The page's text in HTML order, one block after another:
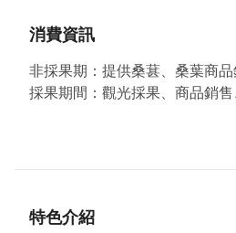
園主夫婦原在外商公司服務，因
桑葚對人體好處多多，沒有務
一腳踏入農業，憑著熱忱與傻勁
就這麼開始一點一滴打造起心目
消費資訊
非採果期：提供桑葚、桑葉商品
採果期間：觀光採果、商品銷售
特色介紹